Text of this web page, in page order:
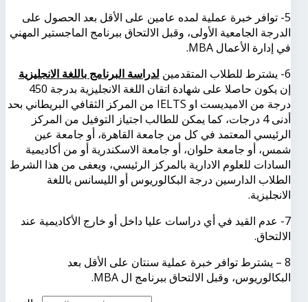
5- توافر خبرة عملية لمده عامين على الأقل بعد الحصول على
الدرجة الجامعية الأولى، وقبل الالتحاق ببرنامج الماجستير المهني
في إدارة الأعمالMBA
.
6- يشترط للطلاب المتقدمين
لدراسة البرنامج باللغة الانجليزية
إن يكون حاصلا على شهادة اتقان اللغة الانجليزية بدرجة 450
درجة من الاميديست او IELTS من المركز الثقافي البريطاني بحد
أدنى 4 درجات، كما يمكن للطالب اجتياز التوفيل من المركز
الرئيسي المعتمد في كل من جامعة القاهرة، أو جامعة عين
شمس، أو جامعة حلوان، أو جامعة الاسكندرية أو من أكاديمية
السادات للعلوم الادارية بالمركز الرئيسي، ويعفى من هذا الشرط
الطلاب الدارسين درجة البكالوريوس أو الليسانس باللغة
الانجليزية.
7- عدم القيد في أي دراسات عليا داخل أو خارج الأكاديمية عند
الالتحاق.
8 – يشترط توافر خبرة عملية سنتان على الأقل بعد
البكالوريوس، وقبل الالتحاق ببرنامج الMBA
.